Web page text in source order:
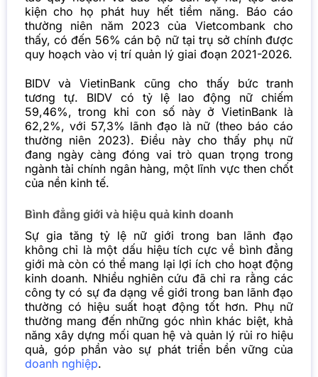
kiện cho họ phát huy hết tiềm năng. Báo cáo
thường niên năm 2023 của Vietcombank cho
thấy, có đến 56% cán bộ nữ tại trụ sở chính được
quy hoạch vào vị trí quản lý giai đoạn 2021-2026.
BIDV và VietinBank cũng cho thấy bức tranh
tương tự. BIDV có tỷ lệ lao động nữ chiếm
59,46%, trong khi con số này ở VietinBank là
62,2%, với 57,3% lãnh đạo là nữ (theo báo cáo
thường niên 2023). Điều này cho thấy phụ nữ
đang ngày càng đóng vai trò quan trọng trong
ngành tài chính ngân hàng, một lĩnh vực then chốt
của nền kinh tế.
Bình đẳng giới và hiệu quả kinh doanh
Sự gia tăng tỷ lệ nữ giới trong ban lãnh đạo
không chỉ là một dấu hiệu tích cực về bình đẳng
giới mà còn có thể mang lại lợi ích cho hoạt động
kinh doanh. Nhiều nghiên cứu đã chỉ ra rằng các
công ty có sự đa dạng về giới trong ban lãnh đạo
thường có hiệu suất hoạt động tốt hơn. Phụ nữ
thường mang đến những góc nhìn khác biệt, khả
năng xây dựng mối quan hệ và quản lý rủi ro hiệu
quả, góp phần vào sự phát triển bền vững của
doanh nghiệp.